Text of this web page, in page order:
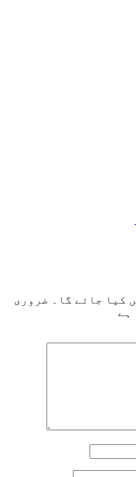
کیا جائے گا۔
ضروری
ہے